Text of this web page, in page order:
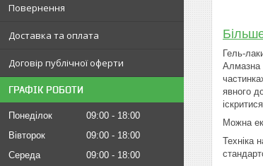
Повернення
Доставка та оплата
Договір публічної оферти
ГРАФІК РОБОТИ
Понеділок 09:00
18:00
Вівторок
09:00
18:00
Середа
09:00
18:00
Гель-
Алмазна
явного
Можна
Техніка